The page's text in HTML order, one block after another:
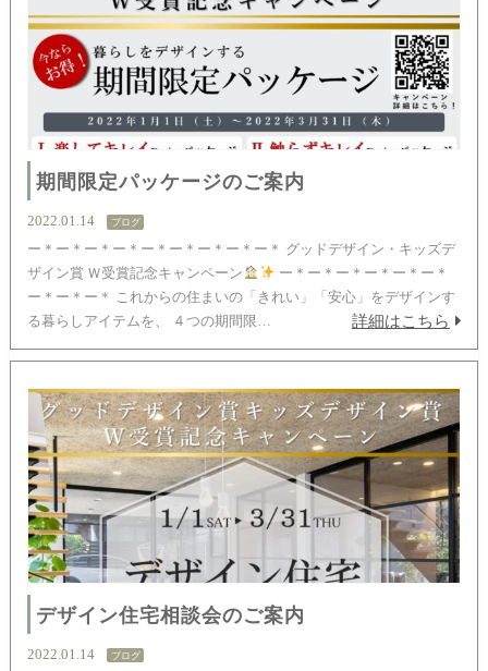
期間限定パッケージのご案内
2022.01.14 ブログ
ー＊ー＊ー＊ー＊ー＊ー＊ー＊ー＊ー＊ グッドデザイン・キッズデ
ザイン賞 Ｗ受賞記念キャンペーン
ー＊ー＊ー＊ー＊ー＊ー＊
ー＊ー＊ー＊ これからの住まいの「きれい」「安心」をデザインす
る暮らしアイテムを、 ４つの期間限…
詳細はこちら
デザイン住宅相談会のご案内
2022.01.14 ブログ